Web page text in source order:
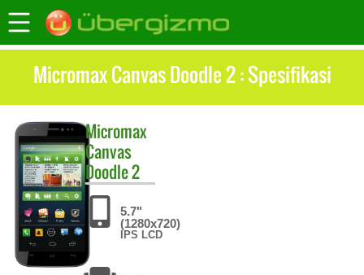
Micromax Canvas Doodle 2 : Spesifikasi
Micromax
Canvas
Doodle 2
5.7"
(1280x720)
IPS LCD